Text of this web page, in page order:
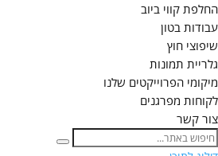
החלפת קווי ביוב
עבודות בטון
שיפוצי חוץ
גלריית תמונות
מיקומי הפרוייקטים שלנו
לקוחות מפרגנים
צור קשר